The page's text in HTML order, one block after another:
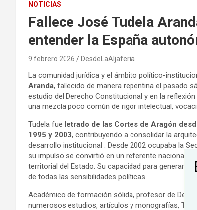
NOTICIAS
Fallece José Tudela
entender la España
9 febrero 2026 DesdeLaAljaferia
La comunidad jurídica y el ámbito político-
Aranda, fallecido de manera repentina el pasado
estudio del Derecho Constitucional y en la
una mezcla poco común de rigor intelectual,
Tudela fue letrado de las Cortes de Aragón
1995 y 2003, contribuyendo a consolidar la
desarrollo institucional . Desde 2002 ocupaba la
su impulso se convirtió en un referente nacional e
territorial del Estado. Su capacidad para generar
de todas las sensibilidades políticas .
Académico de formación sólida, profesor de
numerosos estudios, artículos y monografías,